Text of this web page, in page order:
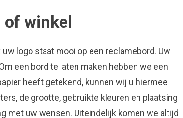
of winkel
logo staat mooi op een reclamebord. Uw
een bord te laten maken hebben we een
heeft getekend, kunnen wij u hiermee
de grootte, gebruikte kleuren en plaatsing
met uw wensen. Uiteindelijk komen we altijd